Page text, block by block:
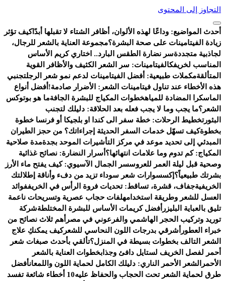
التجاوز إلى المحتوى
أحدث المواضيع: وداعًا لهذه الألوان، أظافر الشتاء لا تقبلها أبدًاكيف تؤثر
زيادة الفيتامينات على صحة البشرة؟مجموعة العناية بالشعر للرجال،
لجاذبية متجددةسر نضارة الطقس البارد.. اختاري كريم الأساس
المناسب لخريفكالفيتامينات: سر الشعر الكثيف والأظافر القوية
المتألقةمكملات طبيعية: أفضل الفيتامينات لدعم نمو شعر الرجلتجنبي
هذه الأخطاء عند تناول فيتامينات الشعر: الأضرار صادمة! أفضل أنواع
الماسكرا المضادة للمياهخطوات المكياج للبشرة الجافةما هو بوتوكس
الشعر؟ما يجب وما لا يجب فعله بعد الحلاقة: دليلك لتجنب
البثورتخطيط الرحلات: خطة سفر الى كندا او بلجيكا أو فرنسا خطوة
بخطوةكيف تسهّل خدمات السفر الحديثة إجراءاتك؟ من حجز الطيران
المبدئي إلى تحديد موعد في مركز التأشيرات الموحد بجدةمدة صلاحية
المكياج: كم تدوم وما علامات انتهائها؟ أسرار النضارة: نصائح غذائية
وصحية قبل ليلة العمر للعروسسر الجمال الآسيوي: كيف يفتح ماء الأرز
بشرتك طبيعياً؟ إكسسوارات شعر سوداء تزيد من دفء وأناقة إطلالتك
الخريفيةجفاف، قشرة، تساقط: تحديات فروة الرأس في الخريففوائد
العسل للشعر وطريقة استخدامهلفات حجاب عصرية وتسريحات ناعمة
تليق بالعباية البليزر أفضل كريمات الأساس للبشرة المختلطةشركة
توريد وتركيب الحجر الهاشمي والفرعوني في مصر أهم ثلاث نصائح من
خبراء العطور أشرقي بدرجات اللون النحاسي للشعركيف يمكنكِ علاج
الشعر التالف بخطوات بسيطة في المنزل؟تألقي بأحدث صبغات شعر
أحمر لفصل الخريف لستايل دافئ وجذابخطوات العناية بالشعر
الأحمر الشعر الأحمر الناري: دليلك الكامل لحماية اللون واللمعانأفضل
طرق لحماية الشعر تحت الحجاب والحفاظ عليه
10 أخطاء شائعة تفسد